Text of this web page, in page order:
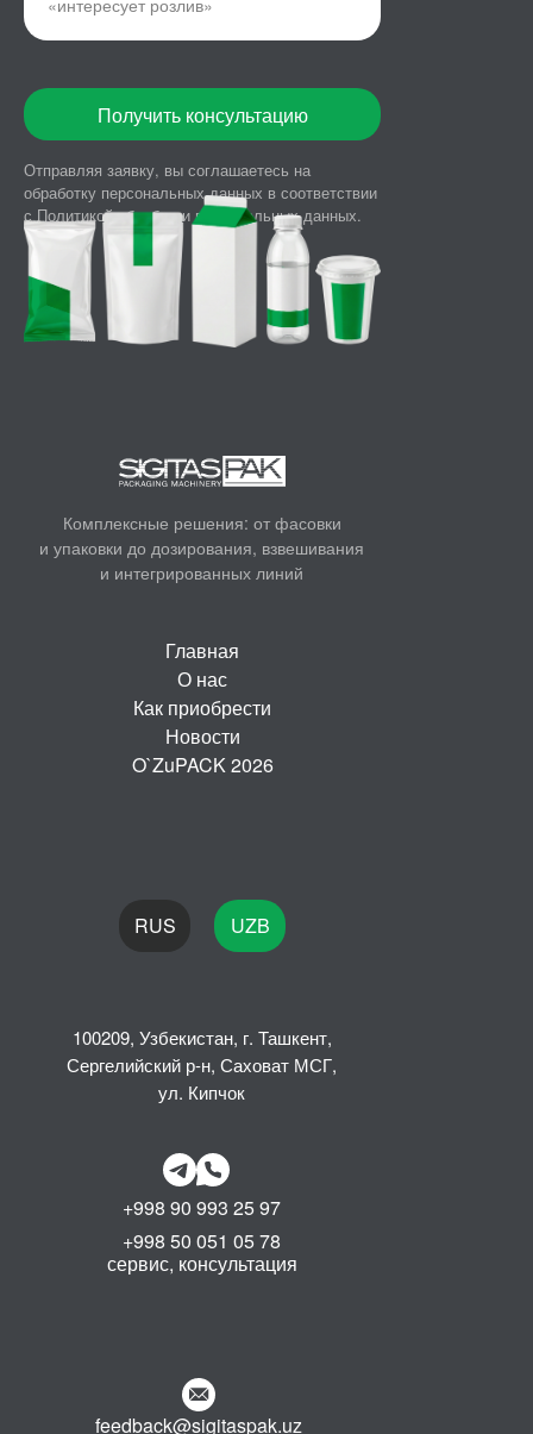
+998 90 993 25 97
+998 50 051 05 78
сервис, консультация
UZB
RUS
Получить консультацию
Отправляя заявку, вы соглашаетесь на
обработку персональных данных в соответствии
с Политикой обработки персональных данных.
Главная
О нас
Как приобрести
Новости
O`ZuPACK 2026
100209, Узбекистан, г. Ташкент,
Сергелийский р-н, Саховат МСГ,
ул. Кипчок
Комплексные решения: от фасовки
и упаковки до дозирования, взвешивания
и интегрированных линий
feedback@sigitaspak.uz